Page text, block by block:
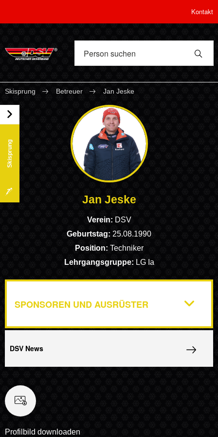
Kontakt
Skisprung Betreuer Jan Jeske
Skisprung
Jan Jeske
Verein: DSV
Geburtstag: 25.08.1990
Position: Techniker
Lehrgangsgruppe: LG Ia
SPONSOREN UND AUSRÜSTER
DSV News
Profilbild downloaden